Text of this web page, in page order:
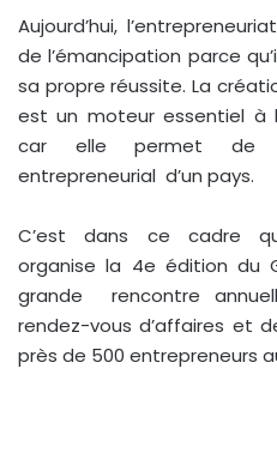
Aujourd’hui,
de l’émancipation parce
sa propre réussite. La
est un moteur essentiel à
car elle permet de
entrepreneurial d’un pays.
C’est dans ce cadre que
organise la 4e édition du
grande rencontre
rendez-vous d’affaires et
près de 500 entrepreneurs